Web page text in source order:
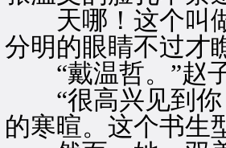
天哪！这个叫做
分明的眼睛不过才
“戴温哲。”赵子
“很高兴见到你
的寒暄。这个书生